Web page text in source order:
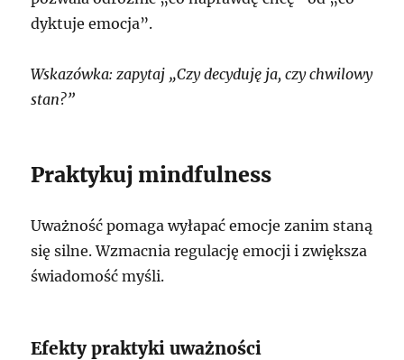
dyktuje emocja”.
Wskazówka: zapytaj „Czy decyduję ja, czy chwilowy
stan?”
Praktykuj mindfulness
Uważność pomaga wyłapać emocje zanim staną
się silne. Wzmacnia regulację emocji i zwiększa
świadomość myśli.
Efekty praktyki uważności